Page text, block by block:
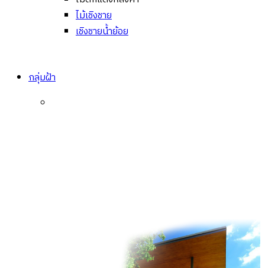
ไม้เชิงชาย
เชิงชายน้ำย้อย
กลุ่มฝ้า